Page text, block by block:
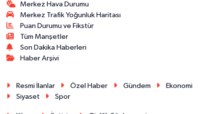
Merkez Hava Durumu
Merkez Trafik Yoğunluk Haritası
Puan Durumu ve Fikstür
Tüm Manşetler
Son Dakika Haberleri
Haber Arşivi
Resmi İlanlar Özel Haber Gündem
Ekonomi
Siyaset
Spor